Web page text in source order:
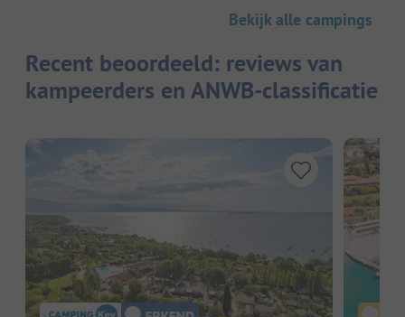
Bekijk alle campings
Recent beoordeeld: reviews van
kampeerders en ANWB-classificatie